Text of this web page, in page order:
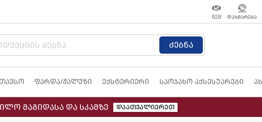
B2B ᲓᲐᲮᲛᲐᲠᲔᲑᲐ
ძებნა
ფარდა/ჟალუზი ექსტერიერი საოჯახო აქსესუარები
მაგიდასა და სკამზე დაათვალიერეთ